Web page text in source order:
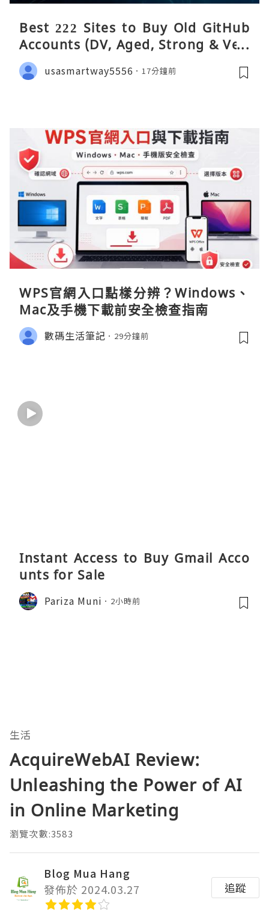
Best 222 Sites to Buy Old GitHub
Accounts (DV, Aged, Strong & Veri
fied)
usasmartway5556 17分鐘前
WPS官網入口點樣分辨？Windows、
Mac及手機下載前安全檢查指南
數碼生活筆記 29分鐘前
Instant Access to Buy Gmail Acco
unts for Sale
Pariza Muni 2小時前
生活
AcquireWebAI Review:
Unleashing the Power of AI
in Online Marketing
瀏覽次數:3583
Blog Mua Hang
發佈於 2024.03.27
追蹤